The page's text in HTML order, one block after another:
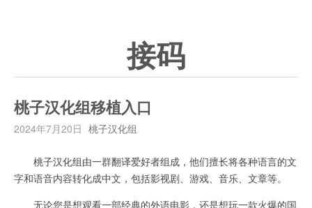
接码
桃子汉化组移植入口
2024年7月20日 桃子汉化组
桃子汉化组由一群翻译爱好者组成，他们擅长将各种语言的文
字和语音内容转化成中文，包括影视剧、游戏、音乐、文章等。
无论您是想观看一部经典的外语电影，还是想玩一款火爆的国